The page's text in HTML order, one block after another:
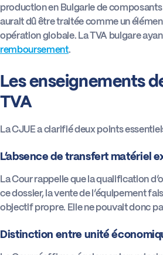
production en Bulgarie de
aurait dû être traitée comme un
opération globale. La TVA bulgare
remboursement.
Les enseignements
TVA
La CJUE a clarifié deux points
L’absence de transfert matériel
La Cour rappelle que la qualification
ce dossier, la vente de l’équipement
objectif propre. Elle ne pouvait donc
Distinction entre unité